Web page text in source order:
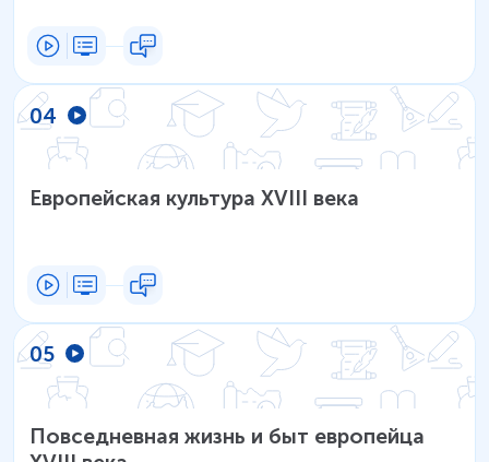
04
Европейская культура XVIII века
05
Повседневная жизнь и быт европейца